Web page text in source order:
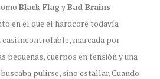
Black FlagyBad Brains
en el que el hardcore todavía
casi incontrolable, marcada por
pequeñas, cuerpos en tensión y una
pulirse, sino estallar. Cuando